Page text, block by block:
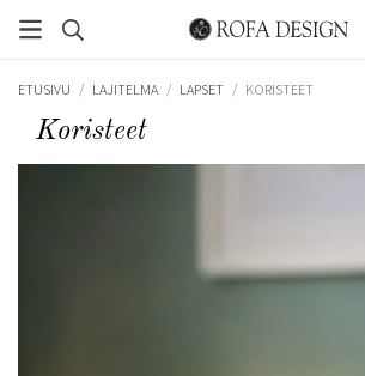
ETUSIVU / LAJITELMA / LAPSET / KORISTEET
Koristeet